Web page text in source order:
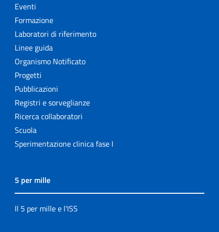
Eventi
Formazione
Laboratori di riferimento
Linee guida
Organismo Notificato
Progetti
Pubblicazioni
Registri e sorveglianze
Ricerca collaboratori
Scuola
Sperimentazione clinica fase I
5 per mille
Il 5 per mille e l'ISS